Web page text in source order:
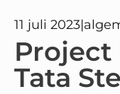
11 juli 2023|
Tata